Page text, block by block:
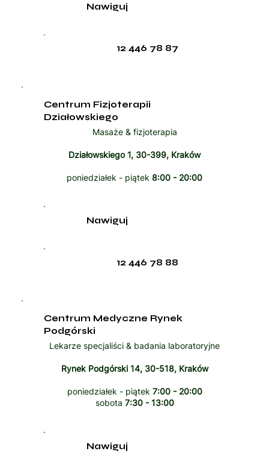
12 446 78 87
Nawiguj
Centrum Fizjoterapii
Działowskiego
Masaże & fizjoterapia
Działowskiego 1, 30-399, Kraków
poniedziałek - piątek 8:00 - 20:00
12 446 78 88
Nawiguj
Centrum Medyczne Rynek
Podgórski
Lekarze specjaliści & badania laboratoryjne
Rynek Podgórski 14, 30-518, Kraków
poniedziałek - piątek 7:00 - 20:00
sobota 7:30 - 13:00
Nawiguj